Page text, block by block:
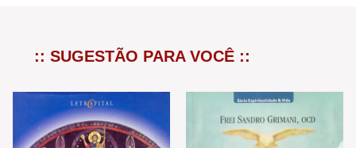
:: SUGESTÃO PARA VOCÊ ::